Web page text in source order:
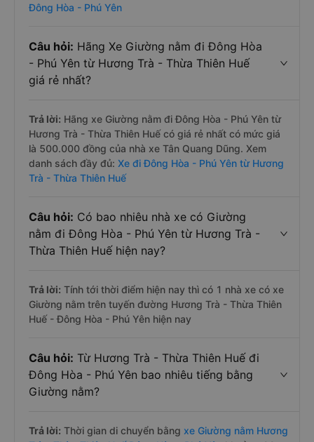
Đông Hòa - Phú Yên
Câu hỏi: Hãng Xe Giường nằm đi Đông Hòa
- Phú Yên từ Hương Trà - Thừa Thiên Huế
giá rẻ nhất?
Trả lời: Hãng xe Giường nằm đi Đông Hòa - Phú Yên từ
Hương Trà - Thừa Thiên Huế có giá rẻ nhất có mức giá
là 500.000 đồng của nhà xe Tân Quang Dũng. Xem
danh sách đầy đủ: Xe đi Đông Hòa - Phú Yên từ Hương
Trà - Thừa Thiên Huế
Câu hỏi: Có bao nhiêu nhà xe có Giường
nằm đi Đông Hòa - Phú Yên từ Hương Trà -
Thừa Thiên Huế hiện nay?
Trả lời: Tính tới thời điểm hiện nay thì có 1 nhà xe có xe
Giường nằm trên tuyến đường Hương Trà - Thừa Thiên
Huế - Đông Hòa - Phú Yên hiện nay
Câu hỏi: Từ Hương Trà - Thừa Thiên Huế đi
Đông Hòa - Phú Yên bao nhiêu tiếng bằng
Giường nằm?
Trả lời: Thời gian di chuyển bằng xe Giường nằm Hương